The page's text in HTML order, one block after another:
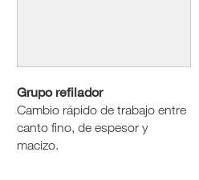
Grupo refilador
Cambio rápido de trabajo entre
canto fino, de espesor y
macizo.